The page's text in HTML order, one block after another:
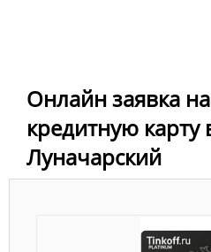
Онлайн заявка
кредитную карту
Луначарский